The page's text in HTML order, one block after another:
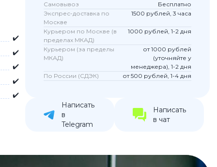
✔️
✔️
✔️
✔️
✔️
Самовывоз
Бесплатно
Экспрес-доставка по
Москве
1500 рублей, 3 часа
Курьером по Москве (в
пределах МКАД)
1000 рублей, 1-2 дня
Курьером (за пределы
МКАД)
от 1000 рублей
(уточняйте у
менеджера), 1-2 дня
По России (СДЭК)
от 500 рублей, 1-4 дня
Написать
в
Telegram
Написать
в чат